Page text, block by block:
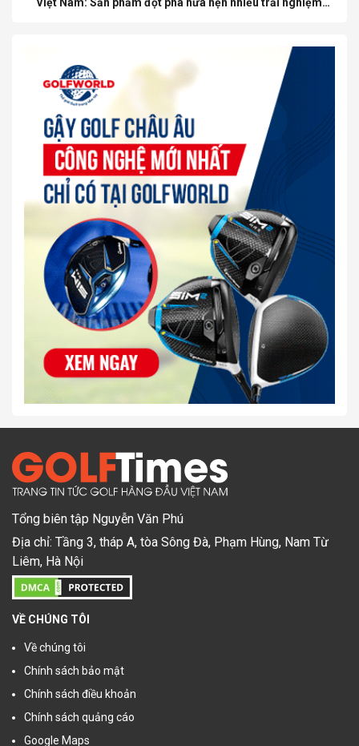
Việt Nam: Sản phẩm đột phá hứa hẹn nhiều trải nghiệm
Tổng biên tập Nguyễn Văn Phú
Địa chỉ: Tầng 3, tháp A, tòa Sông Đà, Phạm Hùng, Nam Từ
Liêm, Hà Nội
VỀ CHÚNG TÔI
Về chúng tôi
Chính sách bảo mật
Chính sách điều khoản
Chính sách quảng cáo
Google Maps